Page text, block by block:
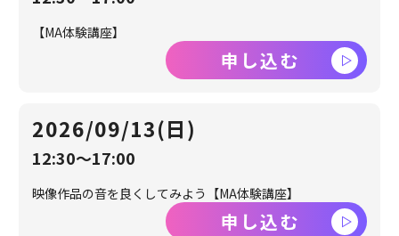
【MA体験講座】
申し込む
2026/09/13(日)
12:30～17:00
映像作品の音を良くしてみよう【MA体験講座】
申し込む